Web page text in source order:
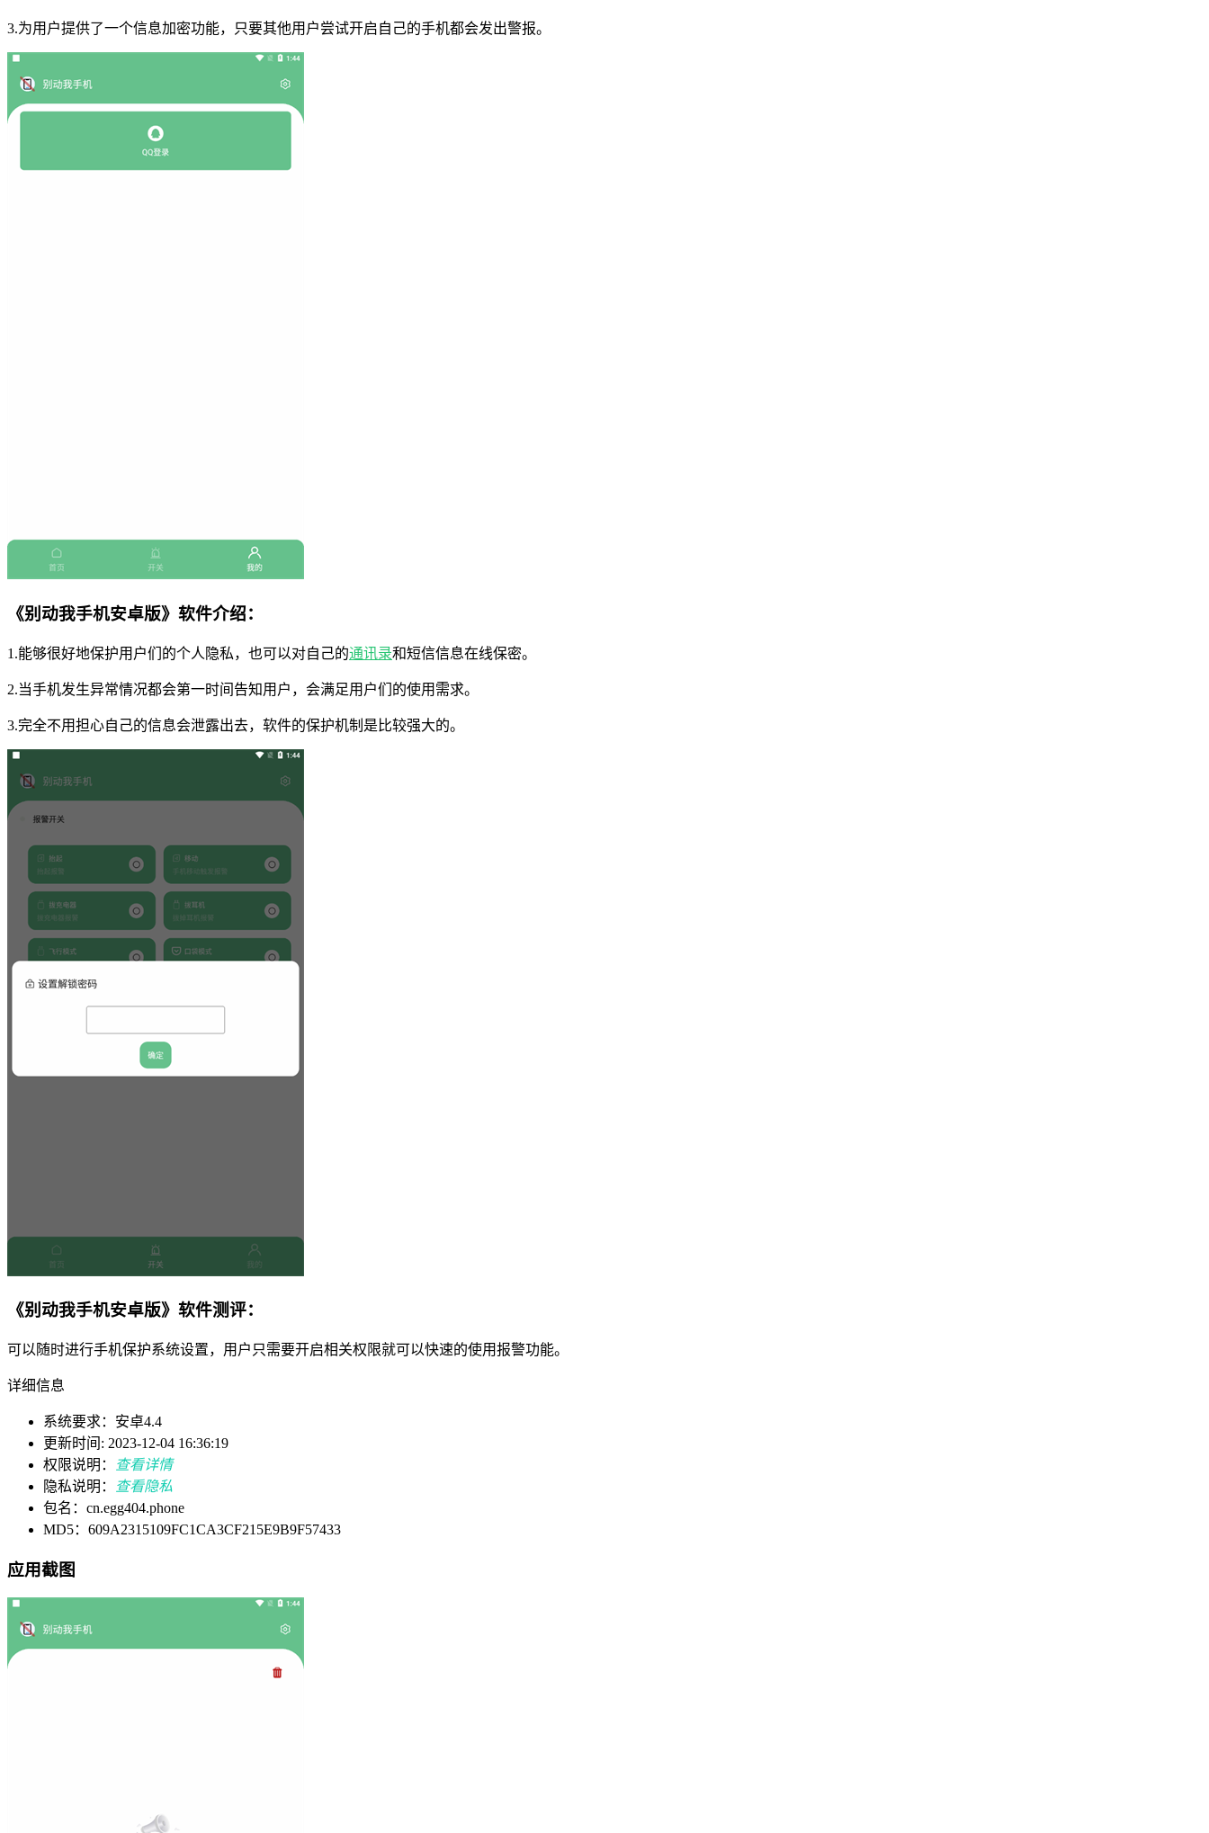
3.为用户提供了一个信息加密功能，只要其他用户尝试开启自己的手机都会发出警报。
《别动我手机安卓版》软件介绍：
1.能够很好地保护用户们的个人隐私，也可以对自己的通讯录和短信信息在线保密。
2.当手机发生异常情况都会第一时间告知用户，会满足用户们的使用需求。
3.完全不用担心自己的信息会泄露出去，软件的保护机制是比较强大的。
《别动我手机安卓版》软件测评：
可以随时进行手机保护系统设置，用户只需要开启相关权限就可以快速的使用报警功能。
详细信息
系统要求：安卓4.4
更新时间: 2023-12-04 16:36:19
权限说明：
查看详情
隐私说明：
查看隐私
包名：cn.egg404.phone
MD5：609A2315109FC1CA3CF215E9B9F57433
应用截图